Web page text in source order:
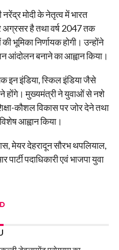
मोदी के नेतृत्व में भारत
है तथा वर्ष 2047 तक
भूमिका निर्णायक होगी। उन्होंने
बनाने का आह्वान किया।
इन इंडिया, स्किल इंडिया जैसे
होंगे। मुख्यमंत्री ने युवाओं से नशे
कौशल विकास पर जोर देने तथा
आह्वान किया।
मेयर देहरादून सौरभ थपलियाल,
पदाधिकारी एवं भाजपा युवा